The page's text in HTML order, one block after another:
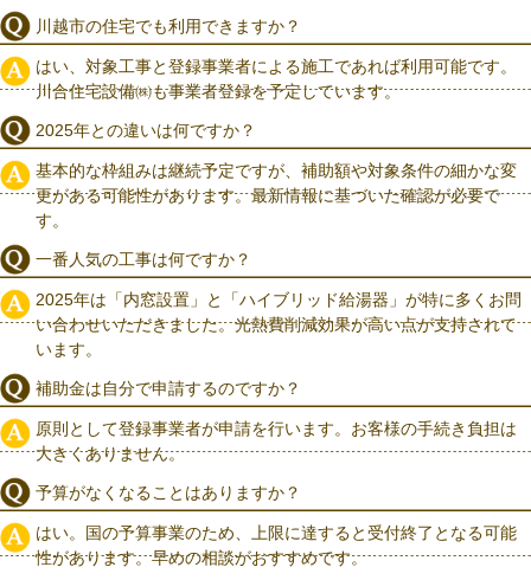
川越市の住宅でも利用できますか？
はい、対象工事と登録事業者による施工であれば利用可能です。
川合住宅設備㈱も事業者登録を予定しています。
2025年との違いは何ですか？
基本的な枠組みは継続予定ですが、補助額や対象条件の細かな変
更がある可能性があります。最新情報に基づいた確認が必要で
す。
一番人気の工事は何ですか？
2025年は「内窓設置」と「ハイブリッド給湯器」が特に多くお問
い合わせいただきました。光熱費削減効果が高い点が支持されて
います。
補助金は自分で申請するのですか？
原則として登録事業者が申請を行います。お客様の手続き負担は
大きくありません。
予算がなくなることはありますか？
はい。国の予算事業のため、上限に達すると受付終了となる可能
性があります。早めの相談がおすすめです。